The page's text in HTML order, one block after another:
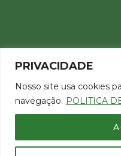
PRIVACIDADE
Nosso site usa cookies
navegação. POLITICA
Copyright 2022 ©